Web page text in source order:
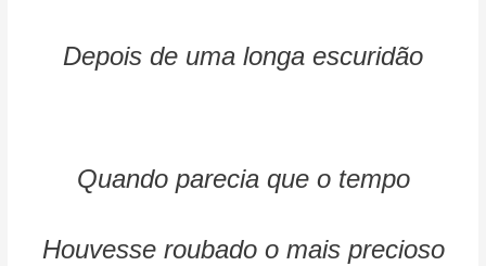
Depois de uma longa escuridão
Quando parecia que o tempo
Houvesse roubado o mais precioso